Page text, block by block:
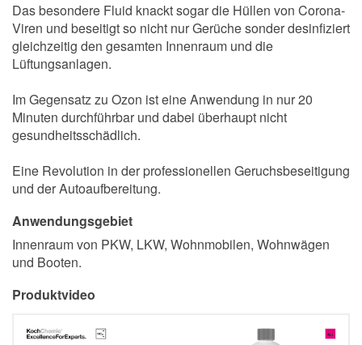
Das besondere Fluid knackt sogar die Hüllen von Corona-
Viren und beseitigt so nicht nur Gerüche sonder desinfiziert
gleichzeitig den gesamten Innenraum und die
Lüftungsanlagen.
Im Gegensatz zu Ozon ist eine Anwendung in nur 20
Minuten durchführbar und dabei überhaupt nicht
gesundheitsschädlich.
Eine Revolution in der professionellen Geruchsbeseitigung
und der Autoaufbereitung.
Anwendungsgebiet
Innenraum von PKW, LKW, Wohnmobilen, Wohnwägen
und Booten.
Produktvideo